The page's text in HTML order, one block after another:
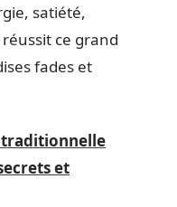
satiété,
ce grand
fades et
traditionnelle
et